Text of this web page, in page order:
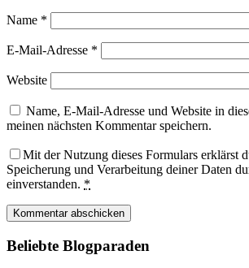
Name *
E-Mail-Adresse *
Website
Name, E-Mail-Adresse und Website in
meinen nächsten Kommentar speichern.
Mit der Nutzung dieses Formulars erklärst
Speicherung und Verarbeitung deiner Daten
einverstanden. *
Beliebte Blogparaden